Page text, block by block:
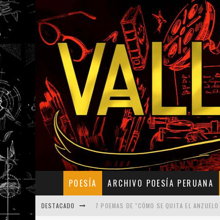
POESÍA ARCHIVO POESÍA PERUANA
DESTACADO